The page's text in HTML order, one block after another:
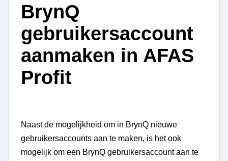
BrynQ
gebruikersaccount
aanmaken in AFAS
Profit
Naast de mogelijkheid om in BrynQ nieuwe
gebruikersaccounts aan te maken, is het ook
mogelijk om een BrynQ gebruikersaccount aan te